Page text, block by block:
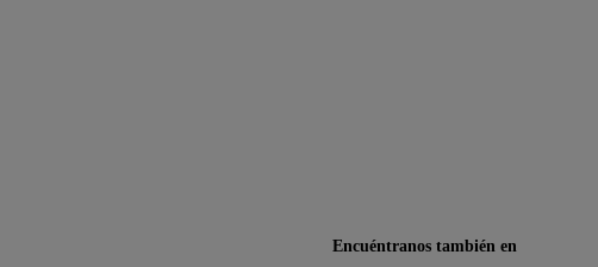
Encuéntranos también en